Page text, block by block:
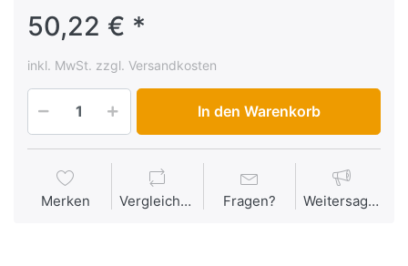
50,22 € *
inkl. MwSt. zzgl. Versandkosten
In den Warenkorb
Merken Vergleichen Fragen? Weitersagen